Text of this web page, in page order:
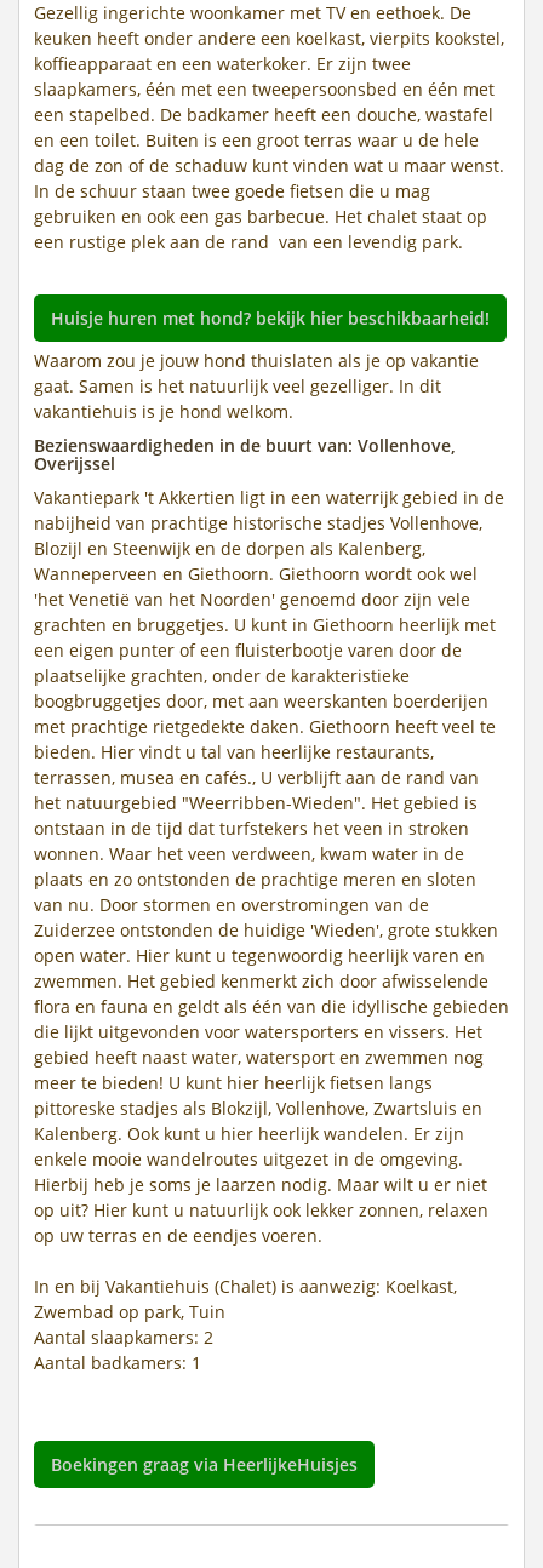
Gezellig ingerichte woonkamer met TV en eethoek. De
keuken heeft onder andere een koelkast, vierpits kookstel,
koffieapparaat en een waterkoker. Er zijn twee
slaapkamers, één met een tweepersoonsbed en één met
een stapelbed. De badkamer heeft een douche, wastafel
en een toilet. Buiten is een groot terras waar u de hele
dag de zon of de schaduw kunt vinden wat u maar wenst.
In de schuur staan twee goede fietsen die u mag
gebruiken en ook een gas barbecue. Het chalet staat op
een rustige plek aan de rand van een levendig park.
Huisje huren met hond? bekijk hier beschikbaarheid!
Waarom zou je jouw hond thuislaten als je op vakantie
gaat. Samen is het natuurlijk veel gezelliger. In dit
vakantiehuis is je hond welkom.
Bezienswaardigheden in de buurt van: Vollenhove,
Overijssel
Vakantiepark 't Akkertien ligt in een waterrijk gebied in de
nabijheid van prachtige historische stadjes Vollenhove,
Blozijl en Steenwijk en de dorpen als Kalenberg,
Wanneperveen en Giethoorn. Giethoorn wordt ook wel
'het Venetië van het Noorden' genoemd door zijn vele
grachten en bruggetjes. U kunt in Giethoorn heerlijk met
een eigen punter of een fluisterbootje varen door de
plaatselijke grachten, onder de karakteristieke
boogbruggetjes door, met aan weerskanten boerderijen
met prachtige rietgedekte daken. Giethoorn heeft veel te
bieden. Hier vindt u tal van heerlijke restaurants,
terrassen, musea en cafés., U verblijft aan de rand van
het natuurgebied "Weerribben-Wieden". Het gebied is
ontstaan in de tijd dat turfstekers het veen in stroken
wonnen. Waar het veen verdween, kwam water in de
plaats en zo ontstonden de prachtige meren en sloten
van nu. Door stormen en overstromingen van de
Zuiderzee ontstonden de huidige 'Wieden', grote stukken
open water. Hier kunt u tegenwoordig heerlijk varen en
zwemmen. Het gebied kenmerkt zich door afwisselende
flora en fauna en geldt als één van die idyllische gebieden
die lijkt uitgevonden voor watersporters en vissers. Het
gebied heeft naast water, watersport en zwemmen nog
meer te bieden! U kunt hier heerlijk fietsen langs
pittoreske stadjes als Blokzijl, Vollenhove, Zwartsluis en
Kalenberg. Ook kunt u hier heerlijk wandelen. Er zijn
enkele mooie wandelroutes uitgezet in de omgeving.
Hierbij heb je soms je laarzen nodig. Maar wilt u er niet
op uit? Hier kunt u natuurlijk ook lekker zonnen, relaxen
op uw terras en de eendjes voeren.
In en bij Vakantiehuis (Chalet) is aanwezig: Koelkast,
Zwembad op park, Tuin
Aantal slaapkamers: 2
Aantal badkamers: 1
Boekingen graag via HeerlijkeHuisjes